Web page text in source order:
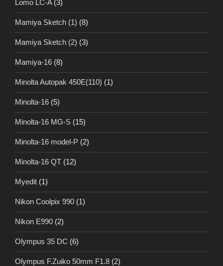
Lomo LC-A(3)
Mamiya Sketch (1) (8)
Mamiya Sketch (2) (3)
Mamiya-16 (8)
Minolta Autopak 450E(110) (1)
Minolta-16 (5)
Minolta-16 MG-S (15)
Minolta-16 model-P (2)
Minolta-16 QT (12)
Myedit (1)
Nikon Coolpix 990 (1)
Nikon E990 (2)
Olympus 35 DC (6)
Olympus F.Zuiko 50mm F1.8 (2)